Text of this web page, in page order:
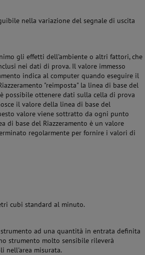
nella variazione del segnale di uscita
gli effetti dell'ambiente o altri fattori, che
nei dati di prova. Il valore immesso
indica al computer quando eseguire il
"reimposta" la linea di base del
possibile ottenere dati sulla cella di prova
il valore della linea di base del
valore viene sottratto da ogni punto
di base del Riazzeramento è un valore
regolarmente per fornire i valori di
cubi standard al minuto.
ad una quantità in entrata definita
strumento molto sensibile rileverà
nell'area misurata.